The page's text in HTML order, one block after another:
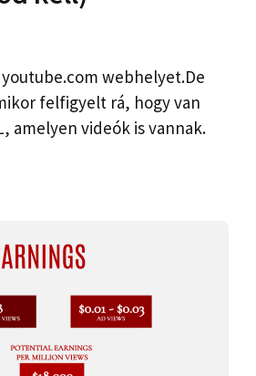
webhelyet.De
felfigyelt rá, hogy van
amelyen videók is vannak.